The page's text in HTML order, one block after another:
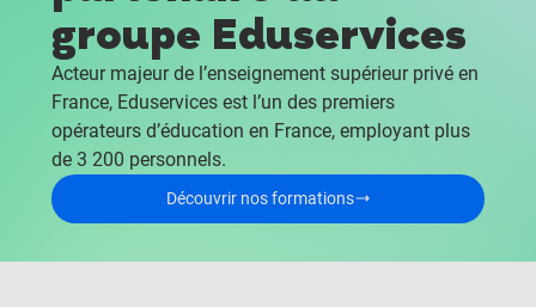
groupe Eduservices
Acteur majeur de l’enseignement supérieur privé en
France, Eduservices est l’un des premiers
opérateurs d’éducation en France, employant plus
de 3 200 personnels.
Découvrir nos formations